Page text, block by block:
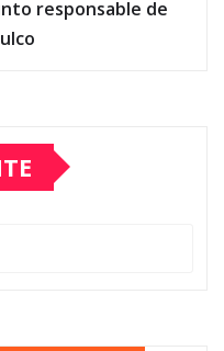
responsable de